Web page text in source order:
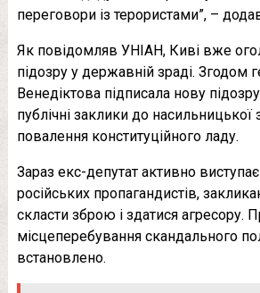
переговори із терористами”, –
Як повідомляв УНІАН, Киві вже
підозру у державній зраді. Згодом
Венедіктова підписала нову
публічні заклики до насильницької
повалення конституційного ладу.
Зараз екс-депутат активно
російських пропагандистів,
скласти зброю і здатися агресору.
місцеперебування скандального
встановлено.